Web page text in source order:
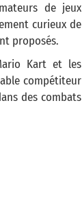
de jeux
curieux de
proposés.
Kart et les
compétiteur
des combats